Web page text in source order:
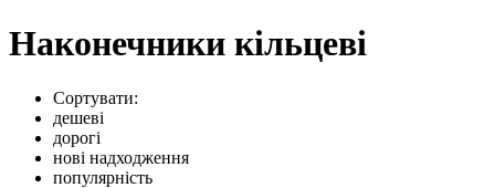
Наконечники кільцеві
Сортувати:
дешеві
дорогі
нові надходження
популярність